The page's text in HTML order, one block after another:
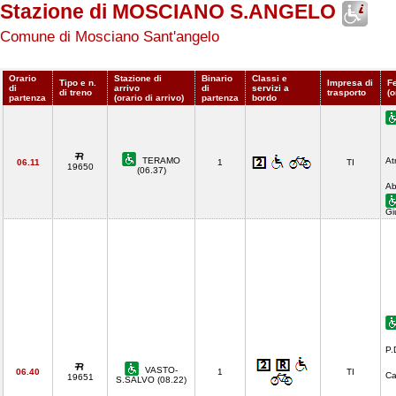
Stazione di MOSCIANO S.ANGELO
Comune di Mosciano Sant'angelo
Orario
di
partenza
Tipo e n.
di treno
Stazione di
arrivo
(orario di arrivo)
Binario
di
partenza
Classi e
servizi a
bordo
Impresa di
trasporto
06.11 19650
TERAMO
(06.37)
1 TI
06.40
19651
VASTO-
S.SALVO (08.22)
1 TI